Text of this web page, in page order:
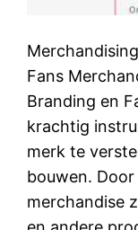
Fans
Branding en
krachtig
merk te
bouwen.
merchandise